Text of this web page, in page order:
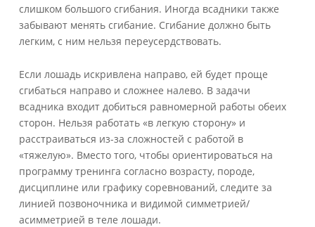
слишком большого сгибания. Иногда всадники также
забывают менять сгибание. Сгибание должно быть
легким, с ним нельзя переусердствовать.
Если лошадь искривлена направо, ей будет проще
сгибаться направо и сложнее налево. В задачи
всадника входит добиться равномерной работы обеих
сторон. Нельзя работать «в легкую сторону» и
расстраиваться из-за сложностей с работой в
«тяжелую». Вместо того, чтобы ориентироваться на
программу тренинга согласно возрасту, породе,
дисциплине или графику соревнований, следите за
линией позвоночника и видимой симметрией/
асимметрией в теле лошади.